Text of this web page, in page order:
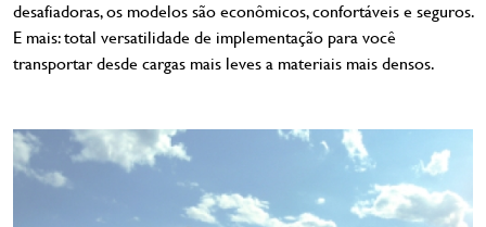
desafiadoras, os modelos são econômicos, confortáveis e seguros.
E mais: total versatilidade de implementação para você
transportar desde cargas mais leves a materiais mais densos.